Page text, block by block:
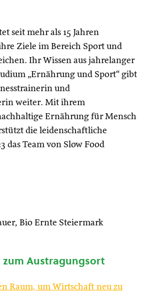
seit mehr als 15 Jahren
Ziele im Bereich Sport und
Ihr Wissen aus jahrelanger
„Ernährung und Sport“ gibt
und
weiter. Mit ihrem
Ernährung für Mensch
die leidenschaftliche
das Team von Slow Food
Bio Ernte Steiermark
Austragungsort
Raum, um Wirtschaft neu zu